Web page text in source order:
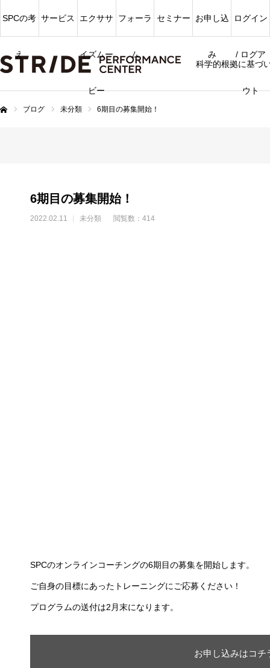
科学的根拠に基づ
SPCの考
え
サービス エクササ
イズムー
ビー
フォーラ
ム
セミナー お申し込
み
ログイン
/ ログア
ウト
ブログ 未分類 6期目の募集開始！
6期目の募集開始！
2022.02.11 未分類 閲覧数：414
SPCのオンラインコーチングの6期目の募集を開始します。
ご自身の目標にあったトレーニングにご応募ください！
プログラムの送付は2月末になります。
お申し込みはコチ